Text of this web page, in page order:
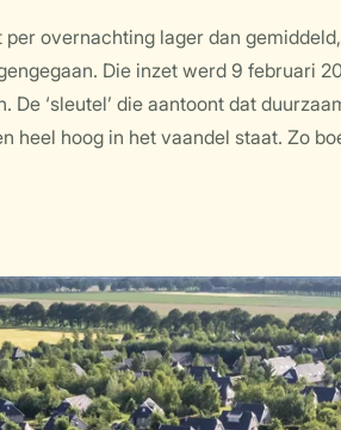
per overnachting lager dan
Die inzet werd 9 februari
De ‘sleutel’ die aantoont dat
heel hoog in het vaandel staat. Zo